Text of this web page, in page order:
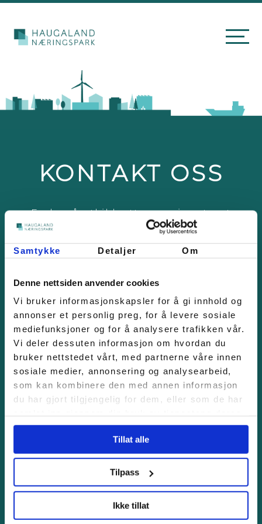
Samtykke Detaljer Om
Denne nettsiden anvender cookies
Vi bruker informasjonskapsler for å gi innhold og
annonser et personlig preg, for å levere sosiale
mediefunksjoner og for å analysere trafikken vår.
Vi deler dessuten informasjon om hvordan du
bruker nettstedet vårt, med partnerne våre innen
sosiale medier, annonsering og analysearbeid,
som kan kombinere den med annen informasjon
du har gjort tilgjengelig for dem, eller som de har
Tillat alle
Tilpass
Ikke tillat
KONTAKT OSS
Er du på utkikk etter næringstomt
eller trenger du å leie
havnetjenester? Ta kontakt med
oss!
Tiril Fjeld
Daglig leder
T:404 82 788
E:tiril.fjeld@haugaland-
+47 488 64 230
E:
finn.saether@haugaland-
park.no